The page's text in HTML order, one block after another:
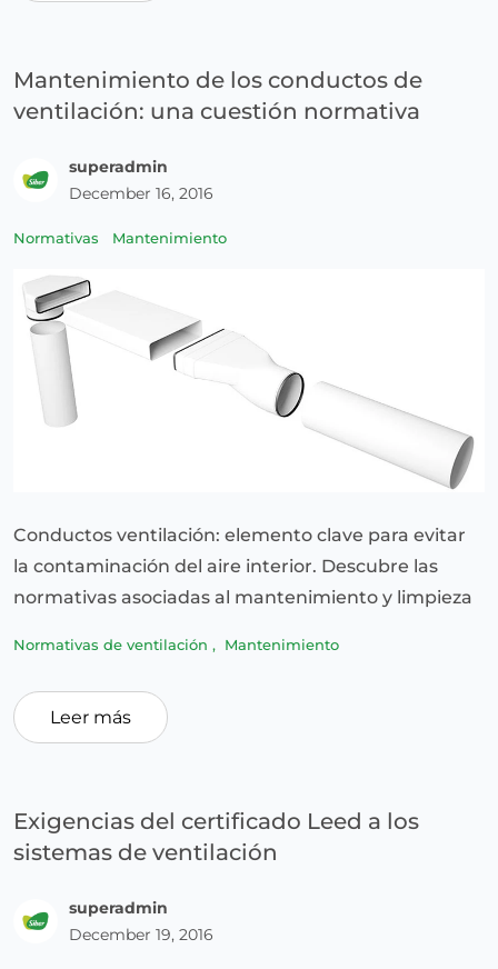
Mantenimiento de los conductos de
ventilación: una cuestión normativa
superadmin
December 16, 2016
Normativas Mantenimiento
Conductos ventilación: elemento clave para evitar
la contaminación del aire interior. Descubre las
normativas asociadas al mantenimiento y limpieza
Normativas de ventilación , Mantenimiento
Leer más
Exigencias del certificado Leed a los
sistemas de ventilación
superadmin
December 19, 2016